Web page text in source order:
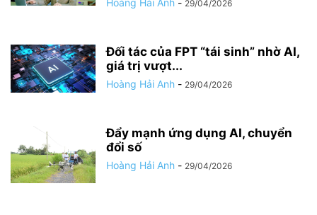
Hoàng Hải Anh - 29/04/2026
Đối tác của FPT “tái sinh” nhờ AI,
giá trị vượt...
Hoàng Hải Anh - 29/04/2026
Đẩy mạnh ứng dụng AI, chuyển
đổi số
Hoàng Hải Anh - 29/04/2026